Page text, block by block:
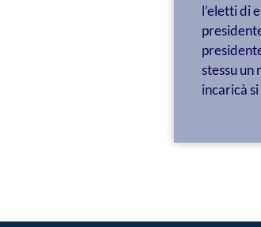
l’eletti di
stessu un
incaricà si